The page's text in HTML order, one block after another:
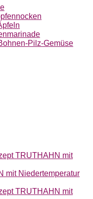
Pilz-Gemüse
TRUTHAHN mit
mit Niedertemperatur
TRUTHAHN mit